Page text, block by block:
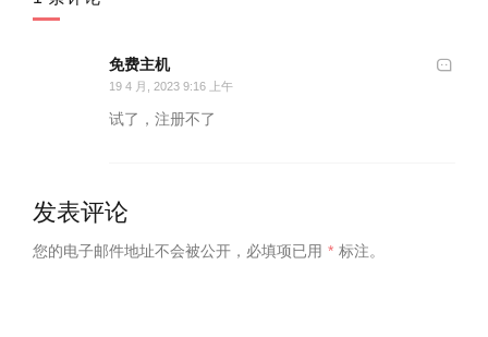
免费主机
19 4 月, 2023 9:16 上午
试了，注册不了
发表评论
您的电子邮件地址不会被公开， 必填项已用 * 标注。